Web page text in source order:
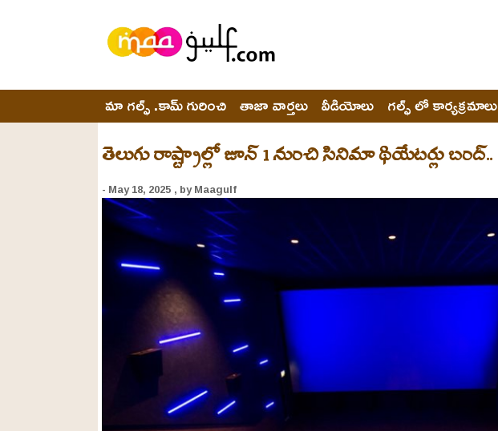
మా గల్ఫ్ .కామ్ గురించి తాజా వార్తలు వీడియోలు గల్ఫ్ లో కార్యక్రమాలు
తెలుగు రాష్ట్రాల్లో జూన్ 1 నుంచి సినిమా థియేటర్లు బంద్..
- May 18, 2025 , by Maagulf